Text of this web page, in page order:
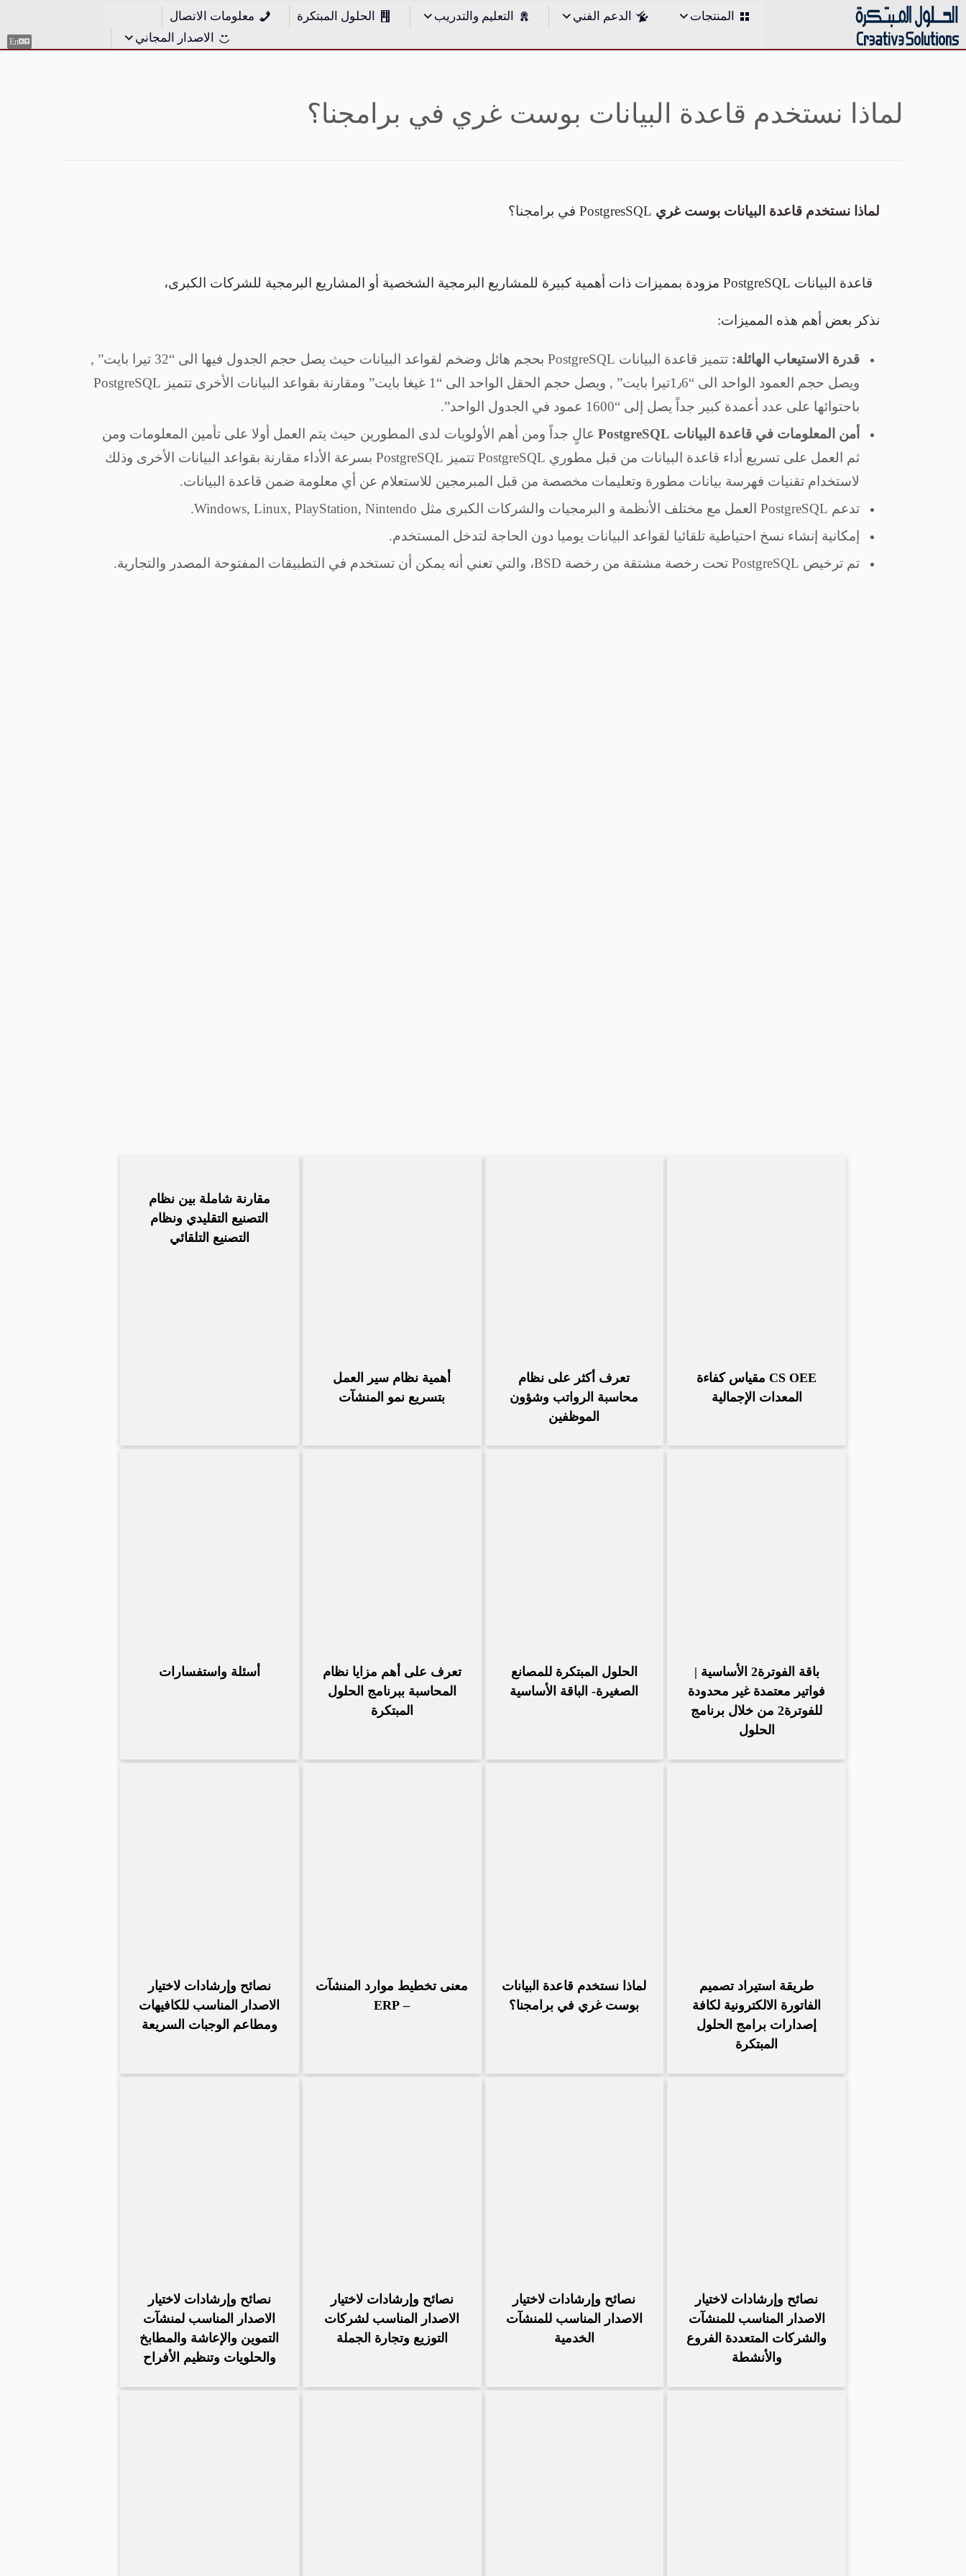
Skip
to
المنتجات الدعم الفني التعليم والتدريب الحلول المبتكرة
معلومات الاتصال
الاصدار المجاني
En
لماذا نستخدم قاعدة البيانات بوست غري في برامجنا؟
لماذا نستخدم قاعدة البيانات بوست غري
قاعدة البيانات PostgreSQL مزودة بمميزات ذات أهمية كبيرة للمشاريع البرمجية الشخصية أو المشاريع البرمجية للشركات الكبرى،
نذكر بعض أهم هذه المميزات:
قدرة الاستيعاب الهائلة:
تتميز قاعدة البيانات PostgreSQL بحجم هائل وضخم لقواعد البيانات حيث يصل حجم الجدول فيها الى “32 تيرا بايت” ,
ويصل حجم العمود الواحد الى “1٫6تيرا بايت” , ويصل حجم الحقل الواحد الى “1 غيغا بايت” ومقارنة بقواعد البيانات الأخرى تتميز PostgreSQL
باحتوائها على عدد أعمدة كبير جداً يصل إلى “1600 عمود في الجدول الواحد”.
أمن المعلومات في قاعدة البيانات PostgreSQL عالٍ جداً ومن أهم الأولويات لدى المطورين حيث يتم العمل أولا على تأمين المعلومات ومن
ثم العمل على تسريع أداء قاعدة البيانات من قبل مطوري PostgreSQL تتميز PostgreSQL بسرعة الأداء مقارنة بقواعد البيانات الأخرى وذلك
لاستخدام تقنيات فهرسة بيانات مطورة وتعليمات مخصصة من قبل المبرمجين للاستعلام عن أي معلومة ضمن قاعدة البيانات.
تدعم PostgreSQL العمل مع مختلف الأنظمة و البرمجيات والشركات الكبرى مثل Windows, Linux, PlayStation, Nintendo.
إمكانية إنشاء نسخ احتياطية تلقائيا لقواعد البيانات يوميا دون الحاجة لتدخل المستخدم.
تم ترخيص PostgreSQL تحت رخصة مشتقة من رخصة BSD، والتي تعني أنه يمكن أن تستخدم في التطبيقات المفتوحة المصدر والتجارية.
CS OEE مقياس كفاءة
المعدات الإجمالية
تعرف أكثر على نظام
محاسبة الرواتب وشؤون
الموظفين
أهمية نظام سير العمل
بتسريع نمو المنشآت
مقارنة شاملة بين نظام
التصنيع التقليدي ونظام
التصنيع التلقائي
باقة الفوترة2 الأساسية |
فواتير معتمدة غير محدودة
للفوترة2 من خلال برنامج
الحلول
الحلول المبتكرة للمصانع
الصغيرة- الباقة الأساسية
تعرف على أهم مزايا نظام
المحاسبة ببرنامج الحلول
المبتكرة
أسئلة واستفسارات
طريقة استيراد تصميم
الفاتورة الالكترونية لكافة
إصدارات برامج الحلول
المبتكرة
لماذا نستخدم قاعدة البيانات
بوست غري في برامجنا؟
معنى تخطيط موارد المنشآت
– ERP
نصائح وإرشادات لاختيار
الاصدار المناسب للكافيهات
ومطاعم الوجبات السريعة
نصائح وإرشادات لاختيار
الاصدار المناسب للمنشآت
والشركات المتعددة الفروع
والأنشطة
نصائح وإرشادات لاختيار
الاصدار المناسب للمنشآت
الخدمية
نصائح وإرشادات لاختيار
الاصدار المناسب لشركات
التوزيع وتجارة الجملة
نصائح وإرشادات لاختيار
الاصدار المناسب لمنشآت
التموين والإعاشة والمطابخ
والحلويات وتنظيم الأفراح